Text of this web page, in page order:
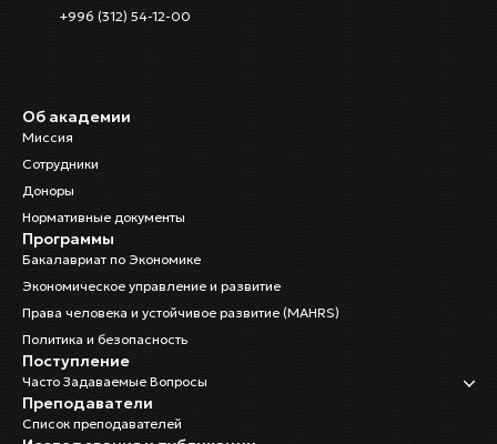
+996 (312) 54-12-00
Об академии
Миссия
Сотрудники
Доноры
Нормативные документы
Программы
Бакалавриат по Экономике
Экономическое управление и развитие
Права человека и устойчивое развитие (MAHRS)
Политика и безопасность
Поступление
Часто Задаваемые Вопросы
Преподаватели
Список преподавателей